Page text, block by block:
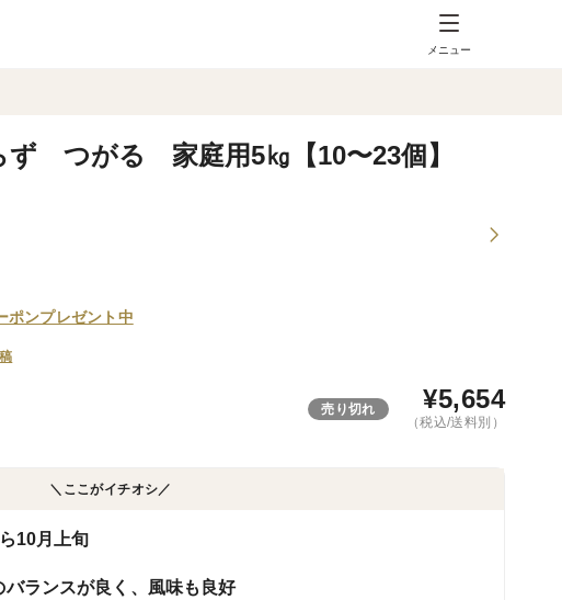
メニュー
つがる 家庭用5㎏【10〜23個】
ポンプレゼント中
売り切れ ¥5,654
（税込/送料別）
＼ここがイチオシ／
10月上旬
ランスが良く、風味も良好